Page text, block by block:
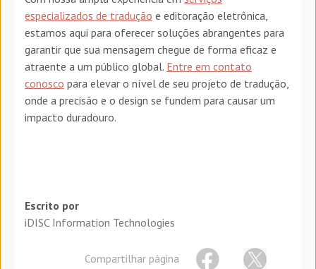
especializados de tradução e editoração eletrônica,
estamos aqui para oferecer soluções abrangentes para
garantir que sua mensagem chegue de forma eficaz e
atraente a um público global. Entre em contato
conosco para elevar o nível de seu projeto de tradução,
onde a precisão e o design se fundem para causar um
impacto duradouro.
Escrito por
iDISC Information Technologies
Compartilhar página